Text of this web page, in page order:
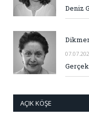
Deniz
AÇIK KÖŞE